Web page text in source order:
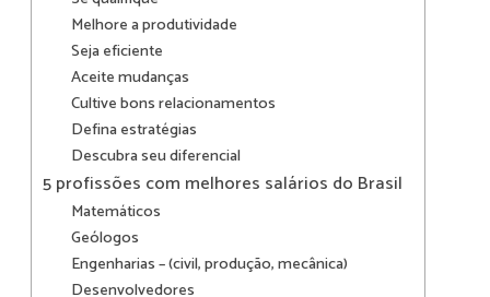
Melhore a produtividade
Seja eficiente
Aceite mudanças
Cultive bons relacionamentos
Defina estratégias
Descubra seu diferencial
5 profissões com melhores salários do Brasil
Matemáticos
Geólogos
Engenharias – (civil, produção, mecânica)
Desenvolvedores